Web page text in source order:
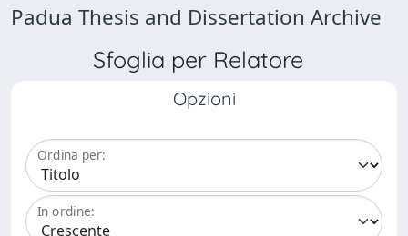
Padua Thesis and Dissertation Archive
Sfoglia per Relatore
Opzioni
Ordina per:
In ordine: